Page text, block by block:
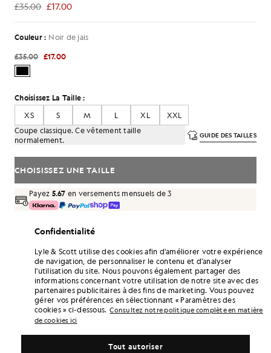
£35.00 £17.00
£17.00
Couleur : Noir de jais
£35.00 £17.00
Choisissez La Taille :
XS
S M L XL
XXL
Coupe classique. Ce vêtement taille
normalement.
GUIDE DES TAILLES
CHOISISSEZ UNE TAILLE
Payez 5.67 en versements mensuels de 3
Livraison à domicile et points de retrait. Retours et échanges
Gagnez le double de points ! Cumulez des
points «102» grâce à cet achat.
6 points = 1,00 £GB
S'INSCRIRE
DÉTAILS DU PRODUIT
ADAPTATION DU PRODUIT
Confidentialité
Lyle & Scott utilise des cookies afin d'améliorer votre expérience
de navigation, de personnaliser le contenu et d'analyser
l'utilisation du site. Nous pouvons également partager des
informations concernant votre utilisation de notre site avec des
partenaires publicitaires à des fins de marketing. Vous pouvez
gérer vos préférences en sélectionnant « Paramètres des
cookies » ci-dessous. Consultez notre politique complète en matière
de cookies ici
Tout autoriser